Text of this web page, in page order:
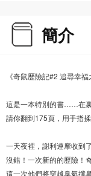
簡介
《奇鼠歷險記#2 追尋幸福
這是一本特別的書……在
請你翻到175頁，用手指
一天夜裡，謝利連摩收到
沒錯！一次新的的歷險！
這一次他們將穿越臭氣撲